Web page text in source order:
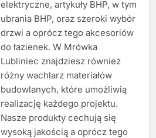
elektryczne, artykuły BHP, w tym
ubrania BHP, oraz szeroki wybór
drzwi a oprócz tego akcesoriów
do łazienek. W Mrówka
Lubliniec znajdziesz również
różny wachlarz materiałów
budowlanych, które umożliwią
realizację każdego projektu.
Nasze produkty cechują się
wysoką jakością a oprócz tego